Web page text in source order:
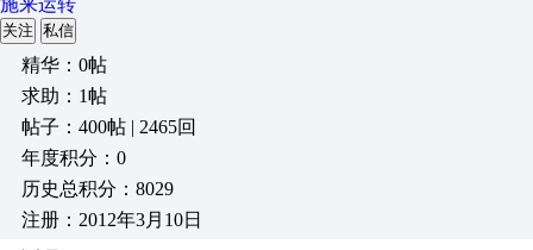
施来运转
关注 私信
精华：0帖
求助：1帖
帖子：400帖 | 2465回
年度积分：0
历史总积分：8029
注册：2012年3月10日